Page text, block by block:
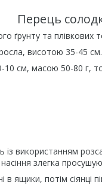
Перець
ґрунту та плівкових
висотою 35-45 см.
см, масою 50-80 г,
використанням
злегка
в ящики, потім сіянці